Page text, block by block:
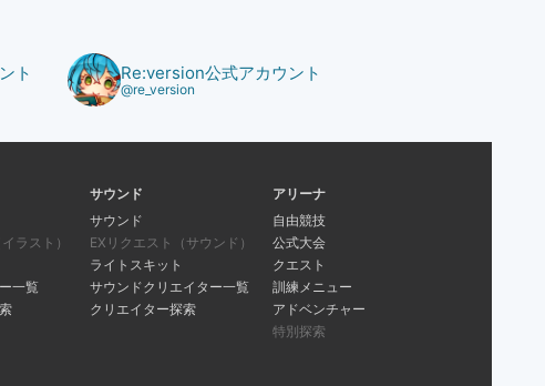
ト Re:version公式アカウント
@re_version
ラスト）
一覧
サウンド
サウンド
EXリクエスト（サウンド）
ライトスキット
サウンドクリエイター一覧
クリエイター探索
アリーナ
自由競技
公式大会
クエスト
訓練メニュー
アドベンチャー
特別探索